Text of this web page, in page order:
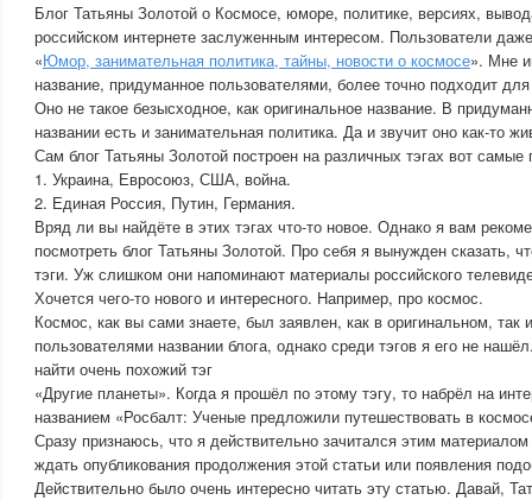
Блог Татьяны Золотой о Космосе, юморе, политике, версиях,
российском интернете заслуженным интересом. Пользователи
«Юмор, занимательная политика, тайны, новости о космосе». Мне
название, придуманное пользователями, более точно подходит
Оно не такое безысходное, как оригинальное название. В
названии есть и занимательная политика. Да и звучит оно как-то
Сам блог Татьяны Золотой построен на различных тэгах вот самые
1. Украина, Евросоюз, США, война.
2. Единая Россия, Путин, Германия.
Вряд ли вы найдёте в этих тэгах что-то новое. Однако я вам
посмотреть блог Татьяны Золотой. Про себя я вынужден сказать,
тэги. Уж слишком они напоминают материалы российского
Хочется чего-то нового и интересного. Например, про космос.
Космос, как вы сами знаете, был заявлен, как в оригинальном, так
пользователями названии блога, однако среди тэгов я его не
найти очень похожий тэг
«Другие планеты». Когда я прошёл по этому тэгу, то набрёл на
названием «Росбалт: Ученые предложили путешествовать в
Сразу признаюсь, что я действительно зачитался этим
ждать опубликования продолжения этой статьи или появления
Действительно было очень интересно читать эту статью. Давай,